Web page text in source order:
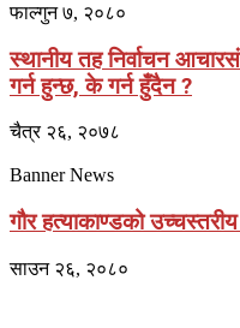
फाल्गुन ७, २०८०
स्थानीय तह निर्वाचन
गर्न हुन्छ, के गर्न हुँदैन ?
चैत्र २६, २०७८
Banner News
गौर हत्याकाण्डको
साउन २६, २०८०